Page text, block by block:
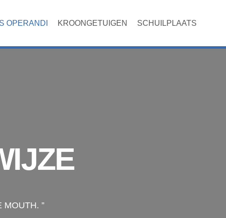
OPERANDI KROONGETUIGEN SCHUILPLAATS
MOUTH. ”